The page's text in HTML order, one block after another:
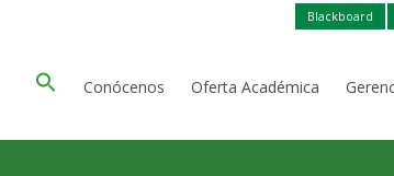
Blackboard
Conócenos Oferta Académica